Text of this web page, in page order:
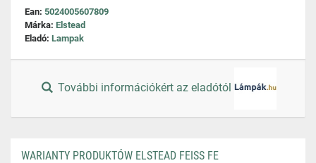
Ean: 5024005607809
Márka: Elstead
Eladó: Lampak
További információkért az eladótól
WARIANTY PRODUKTÓW ELSTEAD FEISS FE